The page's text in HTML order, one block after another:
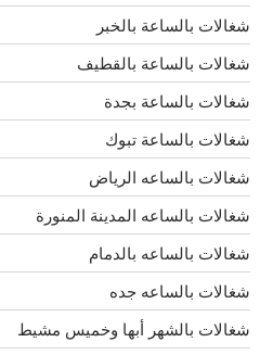
شغالات بالساعة بالخبر
شغالات بالساعة بالقطيف
شغالات بالساعة بجدة
شغالات بالساعة تبوك
شغالات بالساعه الرياض
شغالات بالساعه المدينة المنورة
شغالات بالساعه بالدمام
شغالات بالساعه جده
شغالات بالشهر أبها وخميس مشيط